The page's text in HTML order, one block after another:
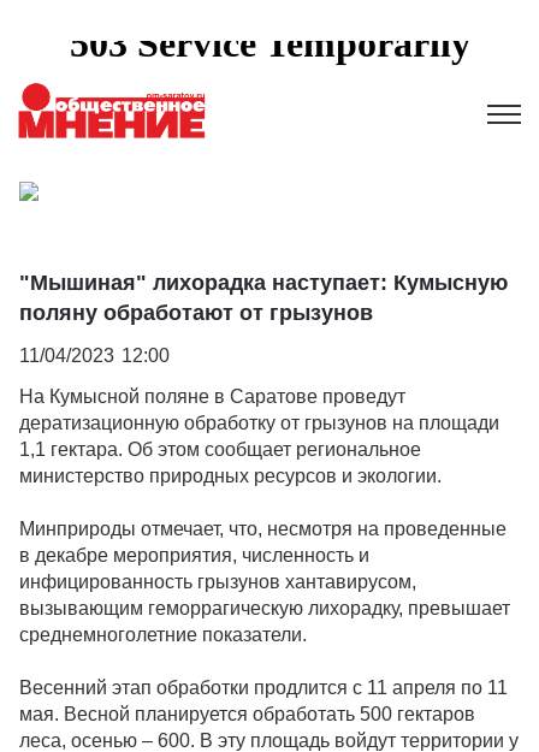
"Мышиная" лихорадка наступает: Кумысную
поляну обработают от грызунов
11/04/2023 12:00
На Кумысной поляне в Саратове проведут
дератизационную обработку от грызунов на площади
1,1 гектара. Об этом сообщает региональное
министерство природных ресурсов и экологии.
Минприроды отмечает, что, несмотря на проведенные
в декабре мероприятия, численность и
инфицированность грызунов хантавирусом,
вызывающим геморрагическую лихорадку, превышает
среднемноголетние показатели.
Весенний этап обработки продлится с 11 апреля по 11
мая. Весной планируется обработать 500 гектаров
леса, осенью – 600. В эту площадь войдут территории у